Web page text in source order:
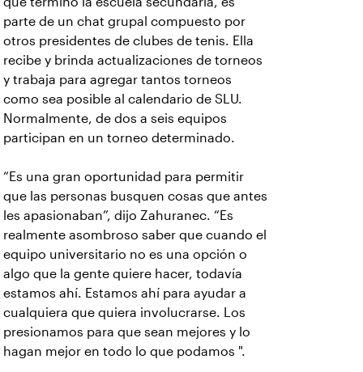
parte de un chat grupal compuesto por
otros presidentes de clubes de tenis. Ella
recibe y brinda actualizaciones de torneos
y trabaja para agregar tantos torneos
como sea posible al calendario de SLU.
Normalmente, de dos a seis equipos
participan en un torneo determinado.
“Es una gran oportunidad para permitir
que las personas busquen cosas que antes
les apasionaban”, dijo Zahuranec. “Es
realmente asombroso saber que cuando el
equipo universitario no es una opción o
algo que la gente quiere hacer, todavía
estamos ahí. Estamos ahí para ayudar a
cualquiera que quiera involucrarse. Los
presionamos para que sean mejores y lo
hagan mejor en todo lo que podamos ".